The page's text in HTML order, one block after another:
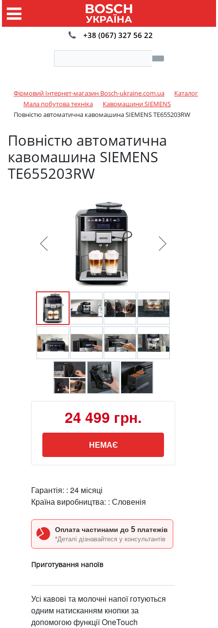
+38 (067) 327 56 22
Фірмовий Інтернет-магазин Bosch-ukraine.com.ua
Каталог
Мала побутова техніка
Кавомашини SIEMENS
Повністю автоматична кавомашина SIEMENS TE655203RW
Повністю автоматична
кавомашина SIEMENS
TE655203RW
24 499 грн.
НЕМАЄ
Гарантія: : 24 місяці
Країна виробництва: : Словенія
Оплата частинами до 5 платежів
*Деталі дізнавайтеся у консультантів
Приготування напоїв
Усі кавові та молочні напої готуються
одним натисканням кнопки за
допомогою функції OneTouch